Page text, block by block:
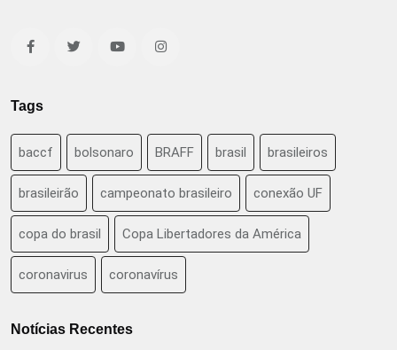
Tags
baccf bolsonaro BRAFF brasil brasileiros
brasileirão campeonato brasileiro conexão UF
copa do brasil Copa Libertadores da América
coronavirus coronavírus
Notícias Recentes